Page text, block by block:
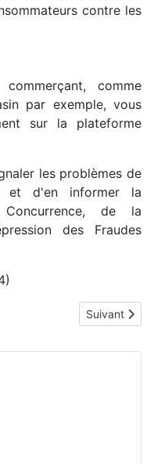
contre les
comme
par exemple, vous
sur la plateforme
les problèmes de
et d'en informer la
de la
des Fraudes
sont vos droits ?Article
Suivant